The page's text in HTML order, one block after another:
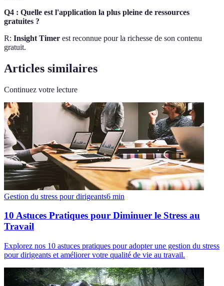
Q4 : Quelle est l'application la plus pleine de ressources
gratuites ?
R: Insight Timer est reconnue pour la richesse de son contenu
gratuit.
Articles similaires
Continuez votre lecture
Gestion du stress pour dirigeants6 min
10 Astuces Pratiques pour Diminuer le Stress au
Travail
Explorez nos 10 astuces pratiques pour adopter une gestion du stress
pour dirigeants et améliorer votre qualité de vie au travail.